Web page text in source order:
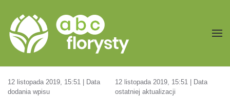
Przejdź do treści głównej
12 listopada 2019, 15:51 | Data
dodania wpisu
12 listopada 2019, 15:51 | Data
ostatniej aktualizacji